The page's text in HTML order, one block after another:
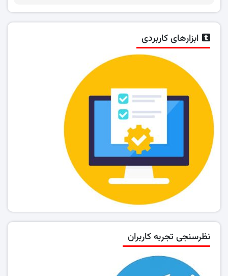
ابزارهای کاربردی
نظرسنجی تجربه کاربران